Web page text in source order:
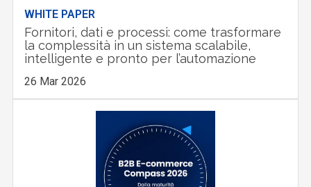
WHITE PAPER
Fornitori, dati e processi: come trasformare
la complessità in un sistema scalabile,
intelligente e pronto per l’automazione
26 Mar 2026